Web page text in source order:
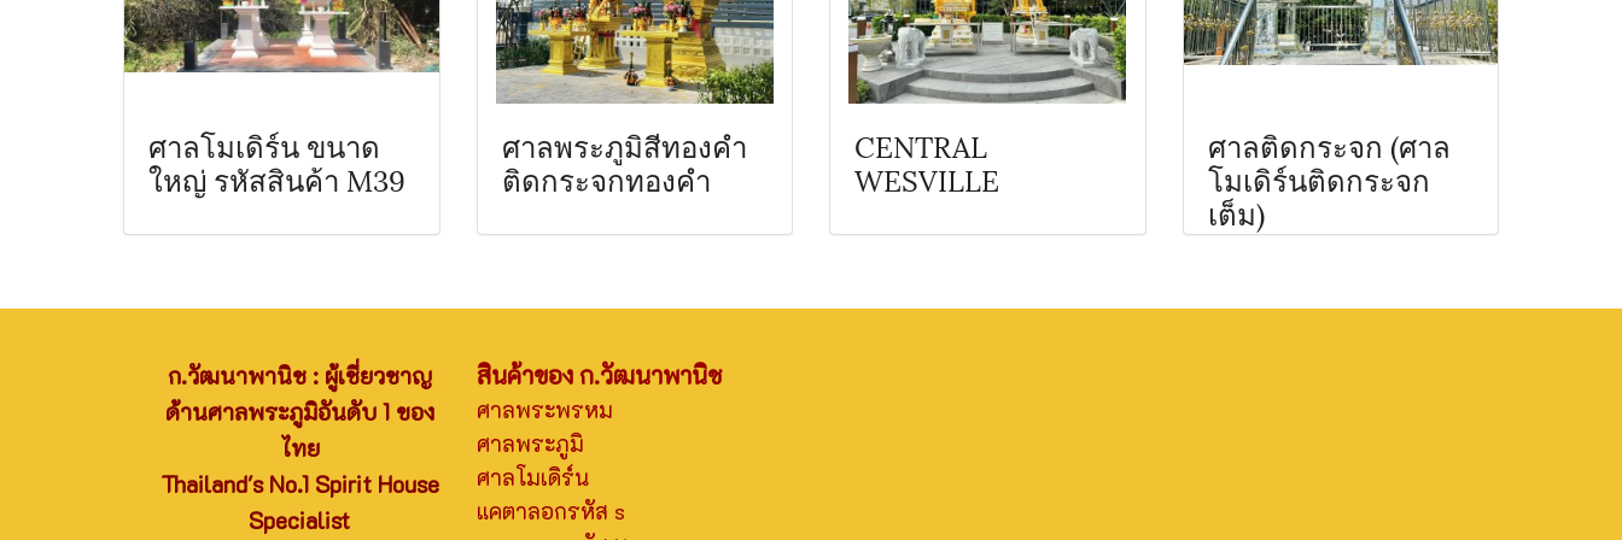
ศาลโมเดิร์น ขนาด
ใหญ่ รหัสสินค้า M39
ศาลพระภูมิสีทองคำ
ติดกระจกทองคำ
CENTRAL
WESVILLE
ศาลติดกระจก (ศาล
โมเดิร์นติดกระจก
เต็ม)
ก.วัฒนาพานิช : ผู้เชี่ยวชาญ
ด้านศาลพระภูมิอันดับ 1 ของ
ไทย
Thailand's No.1 Spirit House
Specialist
สินค้าของ ก.วัฒนาพานิช
ศาลพระพรหม
ศาลพระภูมิ
ศาลโมเดิร์น
แคตาลอกรหัส s